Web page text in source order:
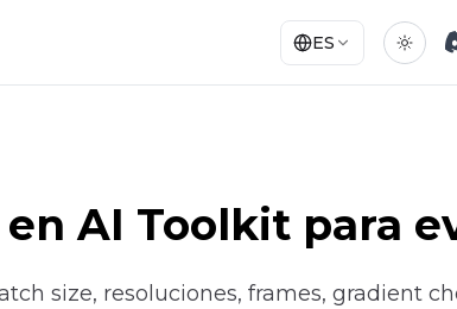
ES
AI Toolkit para
size, resoluciones, frames, gradient